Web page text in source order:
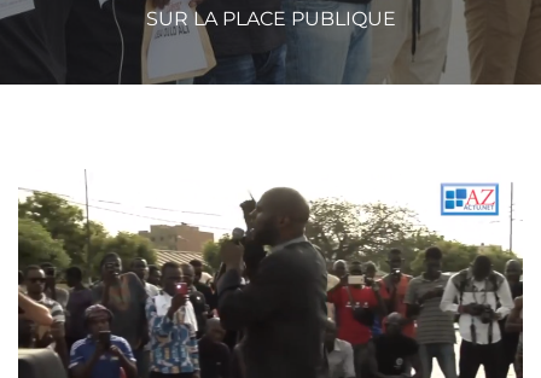
SUR LA PLACE PUBLIQUE